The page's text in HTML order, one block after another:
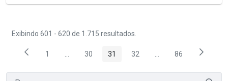
Exibindo 601 - 620 de 1.715 resultados.
Página
1 ...Páginas intermediárias Usar ABA para navegar.
Página
30 Página
31 Página
32 ...PáginasPágina
86